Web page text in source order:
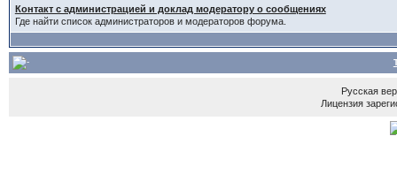
Контакт с администрацией и доклад модератору о сообщениях
Где найти список администраторов и модераторов форума.
Русская
Лицензия